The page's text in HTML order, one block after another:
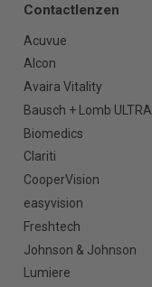
Contactlenzen
Acuvue
Alcon
Avaira Vitality
Bausch + Lomb ULTRA
Biomedics
Clariti
CooperVision
easyvision
Freshtech
Johnson & Johnson
Lumiere